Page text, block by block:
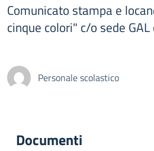
Comunicato stampa e
cinque colori" c/o sede
Personale scolastico
Documenti